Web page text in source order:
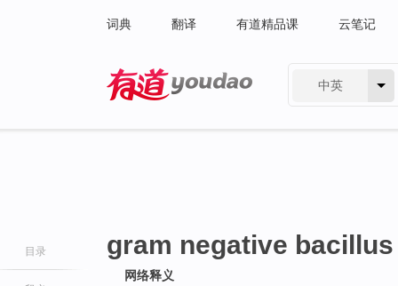
词典 翻译 有道精品课 云笔记
中英
目录 gram negative bacillus
网络释义